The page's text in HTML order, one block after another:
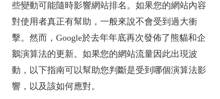
些變動可能隨時影響網站排名。如果您的網站內容
對使用者真正有幫助，一般來說不會受到過大衝
擊。然而，Google於去年年底再次發佈了熊貓和企
鵝演算法的更新。如果您的網站流量因此出現波
動，以下指南可以幫助您判斷是受到哪個演算法影
響，以及該如何應對。